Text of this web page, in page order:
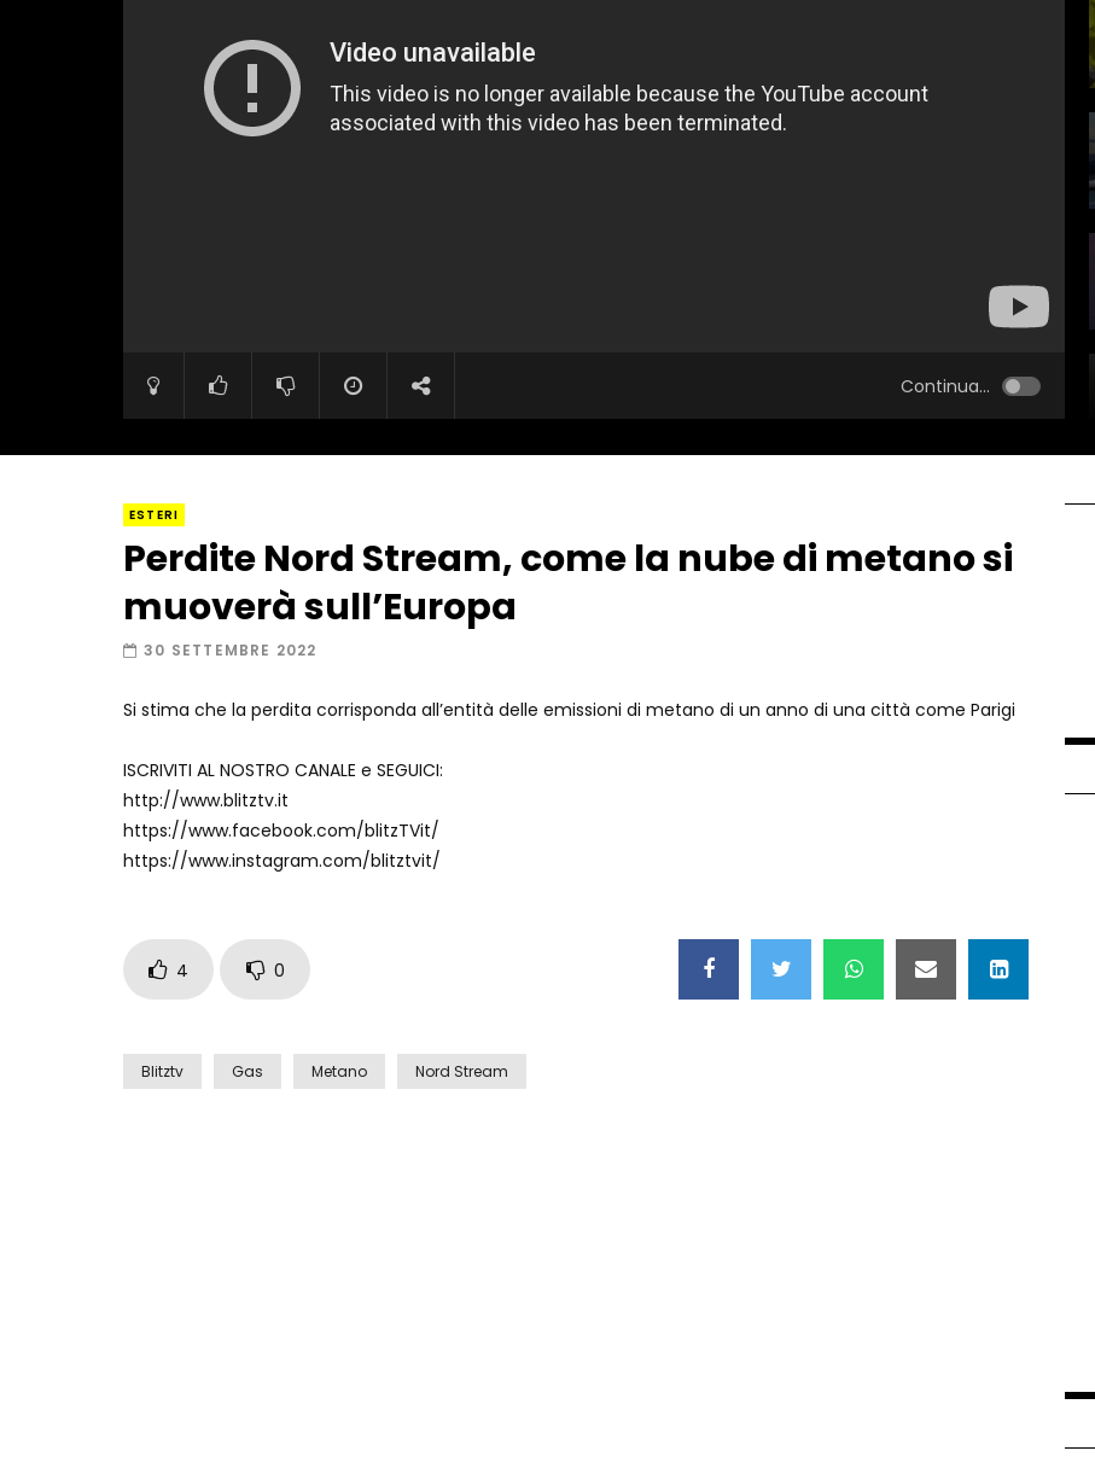
Continua...
ESTERI
Perdite Nord Stream, come la nube di metano si
muoverà sull’Europa
30 SETTEMBRE 2022
Si stima che la perdita corrisponda all’entità delle emissioni di metano di un anno di una città come Parigi
ISCRIVITI AL NOSTRO CANALE e SEGUICI:
http://www.blitztv.it
https://www.facebook.com/blitzTVit/
https://www.instagram.com/blitztvit/
4 0
Blitztv Gas Metano Nord Stream